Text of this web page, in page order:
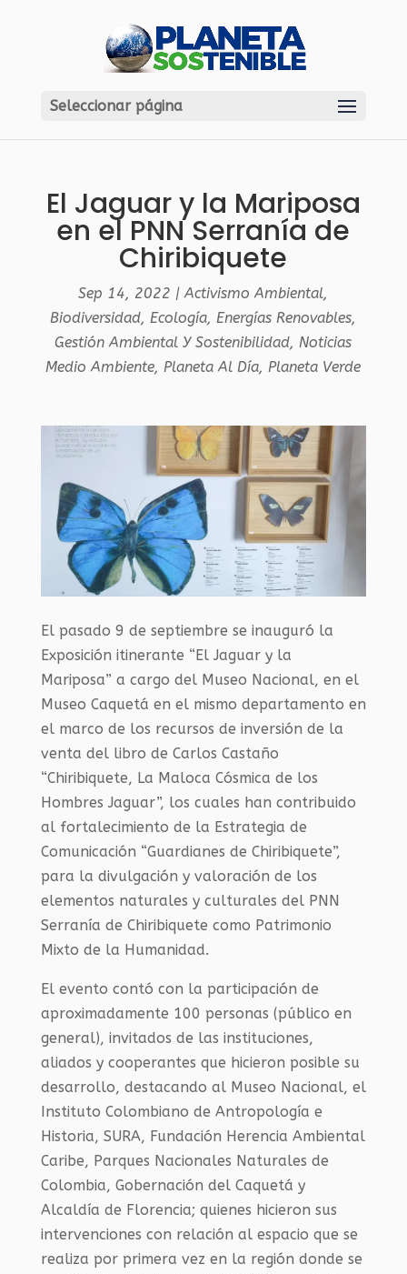
Seleccionar página
El Jaguar y la Mariposa
en el PNN Serranía de
Chiribiquete
Sep 14, 2022 |Activismo Ambiental,
Biodiversidad,Ecología,Energías Renovables,
Gestión Ambiental Y Sostenibilidad,Noticias
Medio Ambiente,Planeta Al Día,Planeta Verde
El pasado 9 de septiembre se inauguró la
Exposición itinerante “El Jaguar y la
Mariposa” a cargo del Museo Nacional, en el
Museo Caquetá en el mismo departamento en
el marco de los recursos de inversión de la
venta del libro de Carlos Castaño
“Chiribiquete, La Maloca Cósmica de los
Hombres Jaguar”, los cuales han contribuido
al fortalecimiento de la Estrategia de
Comunicación “Guardianes de Chiribiquete”,
para la divulgación y valoración de los
elementos naturales y culturales del PNN
Serranía de Chiribiquete como Patrimonio
Mixto de la Humanidad.
El evento contó con la participación de
aproximadamente 100 personas (público en
general), invitados de las instituciones,
aliados y cooperantes que hicieron posible su
desarrollo, destacando al Museo Nacional, el
Instituto Colombiano de Antropología e
Historia, SURA, Fundación Herencia Ambiental
Caribe, Parques Nacionales Naturales de
Colombia, Gobernación del Caquetá y
Alcaldía de Florencia; quienes hicieron sus
intervenciones con relación al espacio que se
realiza por primera vez en la región donde se